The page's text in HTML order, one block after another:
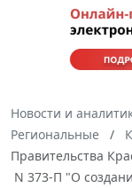
Новости и
Региональные
Правительства
N 373-П "О